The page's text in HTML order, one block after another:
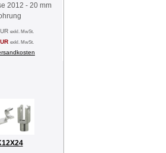
2012 - 20 mm
exkl. MwSt.
exkl. MwSt.